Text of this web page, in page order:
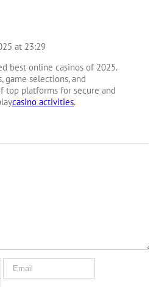
at 23:29
best online casinos of 2025.
game selections, and
top platforms for secure and
casino activities.